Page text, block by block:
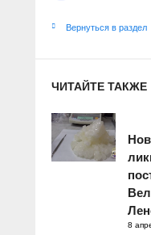
Вернуться в раздел
ЧИТАЙТЕ ТАКЖЕ
8